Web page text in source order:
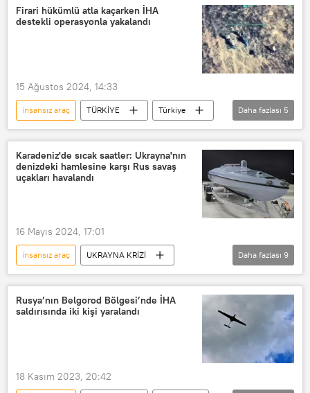
Trabzon Valiliği
Kent
Firari hükümlü atla kaçarken İHA
destekli operasyonla yakalandı
15 Ağustos 2024, 14:33
insansız araç TÜRKİYE
Türkiye
firari
Kaçak
hükümlü
Erzurum
İnsansız Hava Aracı (İHA)
Daha fazlası 5
Karadeniz'de sıcak saatler: Ukrayna'nın
denizdeki hamlesine karşı Rus savaş
uçakları havalandı
16 Mayıs 2024, 17:01
insansız araç
UKRAYNA KRİZİ
Rusya
Rusya Savunma Bakanlığı
Rusya ordusu
Ukrayna
Ukrayna krizi
Ukrayna ordusu
Daha fazlası 9
Rusya’nın Belgorod Bölgesi’nde İHA
saldırısında iki kişi yaralandı
18 Kasım 2023, 20:42